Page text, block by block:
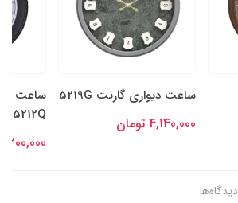
ساعت دیواری گارنت 5219G
4,140,000 تومان
ساعت
5212Q
3,200,000
دیدگاه‌ها